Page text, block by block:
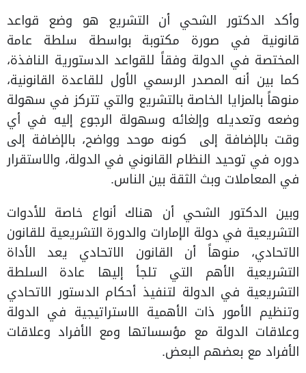
وأكد الدكتور الشحي أن التشريع هو وضع قواعد
قانونية في صورة مكتوبة بواسطة سلطة عامة
المختصة في الدولة وفقاً للقواعد الدستورية النافذة،
كما بين أنه المصدر الرسمي الأول للقاعدة القانونية،
منوهاً بالمزايا الخاصة بالتشريع والتي تتركز في سهولة
وضعه وتعديله وإلغائه وسهولة الرجوع إليه في أي
وقت بالإضافة إلى كونه موحد وواضح، بالإضافة إلى
دوره في توحيد النظام القانوني في الدولة، والاستقرار
في المعاملات وبث الثقة بين الناس.
وبين الدكتور الشحي أن هناك أنواع خاصة للأدوات
التشريعية في دولة الإمارات والدورة التشريعية للقانون
الاتحادي، منوهاً أن القانون الاتحادي يعد الأداة
التشريعية الأهم التي تلجأ إليها عادة السلطة
التشريعية في الدولة لتنفيذ أحكام الدستور الاتحادي
وتنظيم الأمور ذات الأهمية الاستراتيجية في الدولة
وعلاقات الدولة مع مؤسساتها ومع الأفراد وعلاقات
الأفراد مع بعضهم البعض.